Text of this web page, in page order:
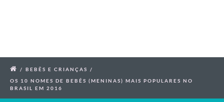
/ BEBÊS E CRIANÇAS /
OS 10 NOMES DE BEBÊS (MENINAS) MAIS POPULARES NO
BRASIL EM 2016